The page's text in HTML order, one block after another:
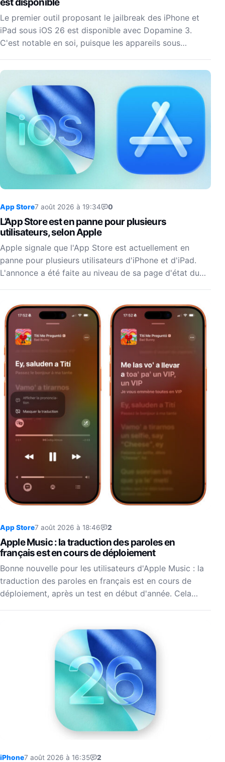
est disponible
Le premier outil proposant le jailbreak des iPhone et
iPad sous iOS 26 est disponible avec Dopamine 3.
C'est notable en soi, puisque les appareils sous…
App Store7 août 2026 à 19:34 0
L’App Store est en panne pour plusieurs
utilisateurs, selon Apple
Apple signale que l'App Store est actuellement en
panne pour plusieurs utilisateurs d'iPhone et d'iPad.
L'annonce a été faite au niveau de sa page d'état du…
App Store7 août 2026 à 18:46 2
Apple Music : la traduction des paroles en
français est en cours de déploiement
Bonne nouvelle pour les utilisateurs d'Apple Music : la
traduction des paroles en français est en cours de
déploiement, après un test en début d'année. Cela…
iPhone7 août 2026 à 16:35 2